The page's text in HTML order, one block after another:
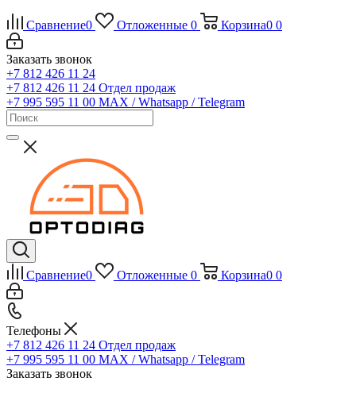
Сравнение0 Отложенные 0 Корзина0 0
Заказать звонок
+7 812 426 11 24
+7 812 426 11 24 Отдел продаж
+7 995 595 11 00 MAX / Whatsapp / Telegram
Сравнение0 Отложенные 0 Корзина0 0
Телефоны
+7 812 426 11 24 Отдел продаж
+7 995 595 11 00 MAX / Whatsapp / Telegram
Заказать звонок